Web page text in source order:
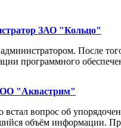
ЗАО "Кольцо"
После
программного
"Аквастрим"
вопрос об
объём информации.